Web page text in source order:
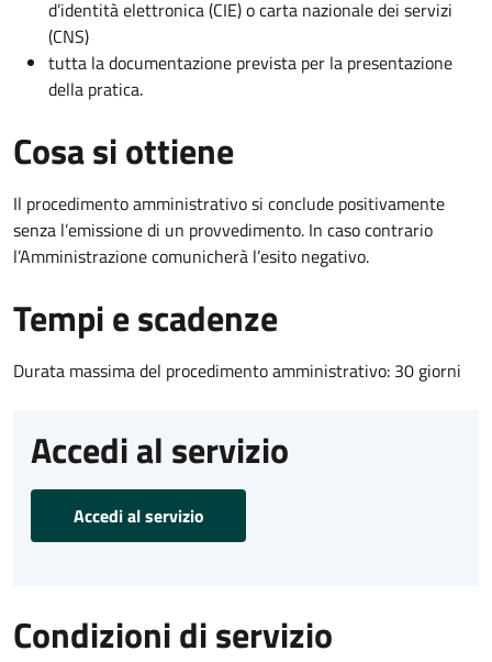
d’identità elettronica (CIE) o carta nazionale dei servizi
(CNS)
tutta la documentazione prevista per la presentazione
della pratica.
Cosa si ottiene
Il procedimento amministrativo si conclude positivamente
senza l’emissione di un provvedimento. In caso contrario
l’Amministrazione comunicherà l’esito negativo.
Tempi e scadenze
Durata massima del procedimento amministrativo: 30 giorni
Accedi al servizio
Accedi al servizio
Condizioni di servizio